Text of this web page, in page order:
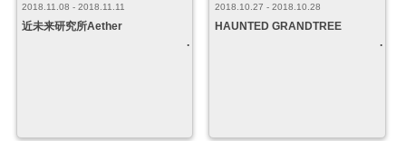
2018.11.08 - 2018.11.11
近未来研究所Aether
2018.10.27 - 2018.10.28
HAUNTED GRANDTREE